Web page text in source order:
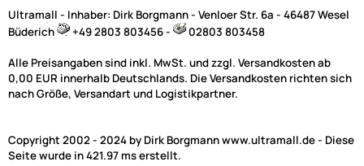
Ultramall - Inhaber: Dirk Borgmann - Venloer Str. 6a - 46487 Wesel
Büderich
+49 2803 803456 - 02803 803458
Alle Preisangaben sind inkl. MwSt. und zzgl. Versandkosten ab
0,00 EUR innerhalb Deutschlands. Die Versandkosten richten sich
nach Größe, Versandart und Logistikpartner.
Copyright 2002 - 2024 by Dirk Borgmann www.ultramall.de - Diese
Seite wurde in 421.97 ms erstellt.